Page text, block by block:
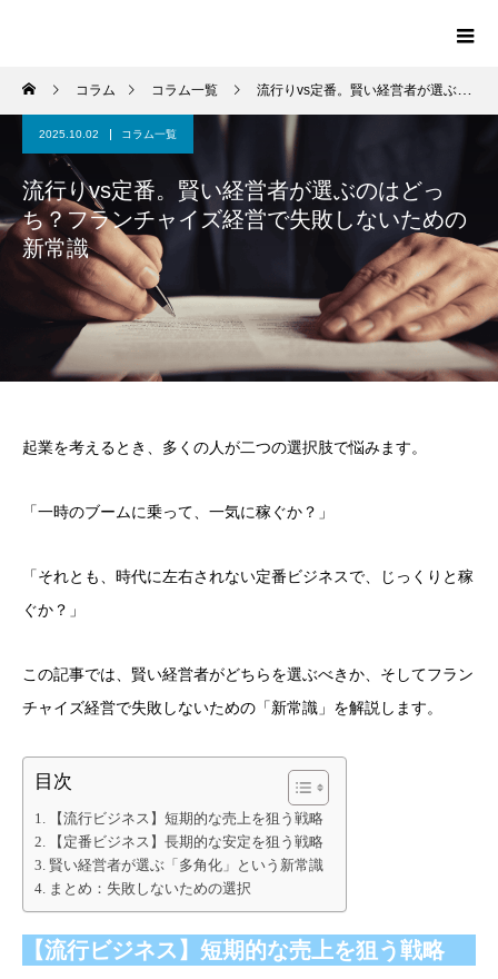
コラム コラム一覧 流行りvs定番。賢い経営者が選ぶのはどっち？フランチャイズ経営で失敗しないための新常識
2025.10.02 コラム一覧
流行りvs定番。賢い経営者が選ぶのはどっ
ち？フランチャイズ経営で失敗しないための
新常識
起業を考えるとき、多くの人が二つの選択肢で悩みます。
「一時のブームに乗って、一気に稼ぐか？」
「それとも、時代に左右されない定番ビジネスで、じっくりと稼
ぐか？」
この記事では、賢い経営者がどちらを選ぶべきか、そしてフラン
チャイズ経営で失敗しないための「新常識」を解説します。
目次
【流行ビジネス】短期的な売上を狙う戦略
【定番ビジネス】長期的な安定を狙う戦略
賢い経営者が選ぶ「多角化」という新常識
まとめ：失敗しないための選択
【流行ビジネス】短期的な売上を狙う戦略